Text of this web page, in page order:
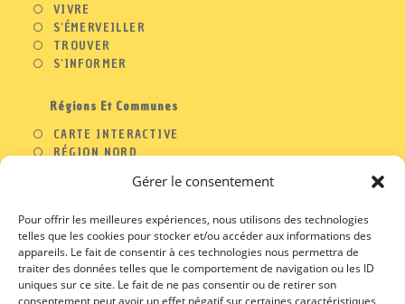
Gérer le consentement
Pour offrir les meilleures expériences, nous utilisons des technologies
telles que les cookies pour stocker et/ou accéder aux informations des
appareils. Le fait de consentir à ces technologies nous permettra de
traiter des données telles que le comportement de navigation ou les ID
uniques sur ce site. Le fait de ne pas consentir ou de retirer son
consentement peut avoir un effet négatif sur certaines caractéristiques
VIVRE
S'ÉMERVEILLER
TROUVER
S'INFORMER
Régions Et Communes
CARTE INTERACTIVE
RÉGION NORD
A PROPOS